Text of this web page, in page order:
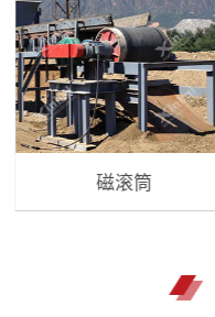
磁滚筒